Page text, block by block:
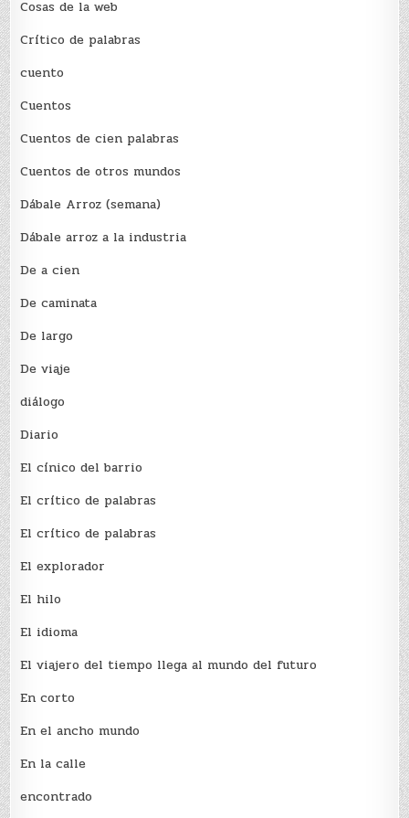
Cosas de la web
Crítico de palabras
cuento
Cuentos
Cuentos de cien palabras
Cuentos de otros mundos
Dábale Arroz (semana)
Dábale arroz a la industria
De a cien
De caminata
De largo
De viaje
diálogo
Diario
El cínico del barrio
El crí­tico de palabras
El crí­tico de palabras
El explorador
El hilo
El idioma
El viajero del tiempo llega al mundo del futuro
En corto
En el ancho mundo
En la calle
encontrado